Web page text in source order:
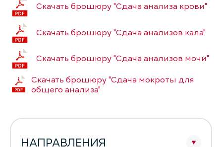
Скачать брошюру "Сдача анализа крови"
Скачать брошюру "Сдача анализов кала"
Скачать брошюру "Сдача анализов мочи"
Скачать брошюру "Сдача мокроты для
общего анализа"
НАПРАВЛЕНИЯ